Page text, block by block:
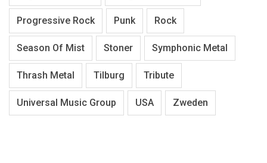
Progressive Rock Punk Rock
Season Of Mist Stoner Symphonic Metal
Thrash Metal Tilburg Tribute
Universal Music Group USA Zweden